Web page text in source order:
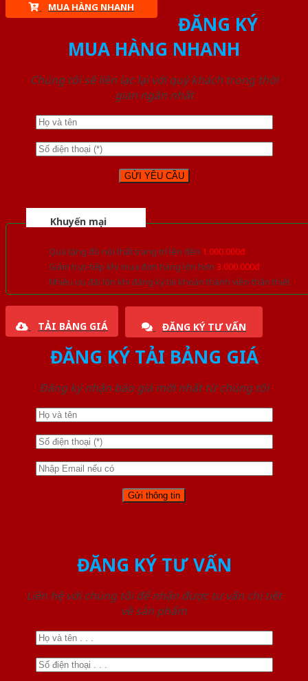
MUA HÀNG NHANH
ĐĂNG KÝ
MUA HÀNG NHANH
Chúng tôi sẽ liên lạc lại với quý khách trong thời
gian ngắn nhất
Khuyến mại
Quà tặng đồ nội thất trang trí lên đến 1.000.000đ
Giảm trực tiếp khi mua đơn hàng lớn hơn 3.000.000đ
Nhiều ưu đãi lớn khi đăng ký tài khoản thành viên thân thiết
TẢI BẢNG GIÁ ĐĂNG KÝ TƯ VẤN
ĐĂNG KÝ TẢI BẢNG GIÁ
Đăng ký nhận báo giá mới nhất từ chúng tôi
ĐĂNG KÝ TƯ VẤN
Liên hệ với chúng tôi để nhận được tư vấn chi tiết
về sản phẩm